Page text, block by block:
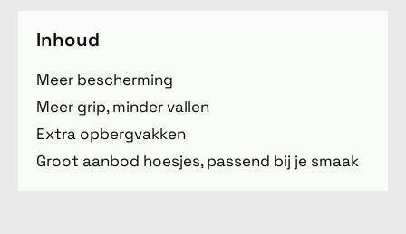
Inhoud
Meer bescherming
Meer grip, minder vallen
Extra opbergvakken
Groot aanbod hoesjes, passend bij je smaak